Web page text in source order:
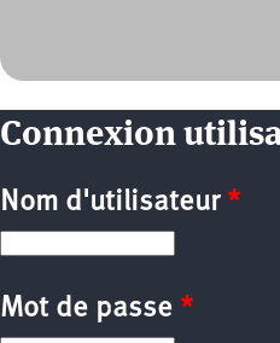
Connexion
Nom d'utilisateur *
Mot de passe *